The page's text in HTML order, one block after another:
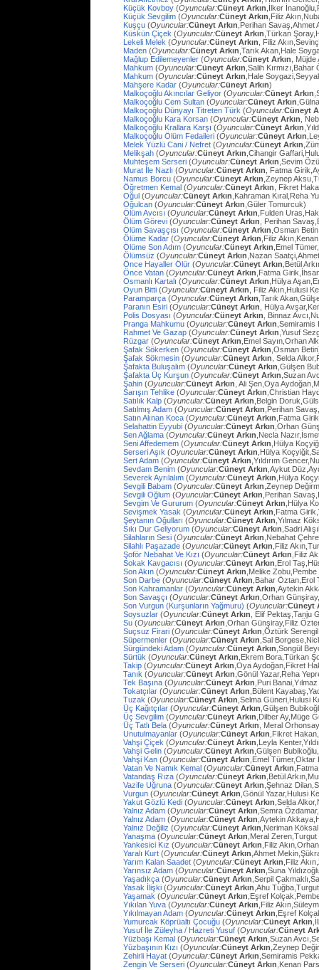
Küçük Kovboy (Oyuncular:Cüneyt Arkın ,İlker
Küçük Sevgilim (Oyuncular:Cüneyt Arkın ,Filiz
Kuşçu (Oyuncular:Cüneyt Arkın ,Perihan
Küskün Çiçek (Oyuncular:Cüneyt Arkın ,Türkan
Lekeli Melek (Oyuncular:Cüneyt Arkın , Filiz
Maden (Oyuncular:Cüneyt Arkın ,Tarık Akan,Hale
Mağlup Edilemeyenler (Oyuncular:Cüneyt Arkın ,
Mahkum (Oyuncular:Cüneyt Arkın ,Salih
Mahkum (Oyuncular:Cüneyt Arkın ,Hale
Mahşere Kadar (Oyuncular:Cüneyt Arkın)
Malkoçoğlu Akıncılar Geliyor (Oyuncular:Cüneyt Arkın
Malkoçoğlu Cem Sultan (Oyuncular:Cüneyt Arkın
Malkoçoğlu Dünyayı Titreten Türk (Oyuncular:Cüneyt
Malkoçoğlu Kara Korsan (Oyuncular:Cüneyt Arkın ,
Malkoçoğlu Krallara Karşı (Oyuncular:Cüneyt Arkın
Malkoçoğlu Ölüm Fedaileri (Oyuncular:Cüneyt Arkın
Melek Yüzlü Cani / Nefret (Oyuncular:Cüneyt Arkın
Melikşah (Oyuncular:Cüneyt Arkın ,Cihangir
Muhteşem Serseri (Oyuncular:Cüneyt Arkın ,Sevim
Murat İle Nazlı (Oyuncular:Cüneyt Arkın , Fatma
Namus Borcu (Oyuncular:Cüneyt Arkın ,Zeynep
Öğretmen Kemal (Oyuncular:Cüneyt Arkın , Fikret
Oğul (Oyuncular:Cüneyt Arkın ,Kahraman Kıral,Reha
Oğulcan (Oyuncular:Cüneyt Arkın ,Güler Tomurcuk)
Ölüm Avcısı (Oyuncular:Cüneyt Arkın ,Fulden
Ölüm Görevi (Oyuncular:Cüneyt Arkın , Perihan
Ölüm Savaşçısı (Oyuncular:Cüneyt Arkın ,Osman
Ölüme Kadar (Oyuncular:Cüneyt Arkın ,Filiz
Ölüme Son Adım (Oyuncular:Cüneyt Arkın ,Emel
Ölümsüz (Oyuncular:Cüneyt Arkın ,Nazan
Önce Hayaller Ölür (Oyuncular:Cüneyt Arkın ,Betül
Önce Vatan (Oyuncular:Cüneyt Arkın ,Fatma
Osmanlı Kartalı (Oyuncular:Cüneyt Arkın ,Hülya
Oyun Bitti (Oyuncular:Cüneyt Arkın , Filiz Akın,Hulusi
Paramparça (Oyuncular:Cüneyt Arkın ,Tarık
Paranın Esiri (Oyuncular:Cüneyt Arkın , Hülya
Polis Dosyası (Oyuncular:Cüneyt Arkın , Binnaz
Pranga Mahkumu (Oyuncular:Cüneyt Arkın
Rahmet Ve Gazap (Oyuncular:Cüneyt Arkın ,Yusuf
Rüzgar (Oyuncular:Cüneyt Arkın ,Emel Sayın,Orhan
Şafak Sökerken (Oyuncular:Cüneyt Arkın ,Osman
Şafak Sökmesin (Oyuncular:Cüneyt Arkın , Selda
Şafakta Buluşalım (Oyuncular:Cüneyt Arkın ,Gülşen
Şafakta Üç Kurşun (Oyuncular:Cüneyt Arkın ,Suzan
Şahin (Oyuncular:Cüneyt Arkın , Ali Şen,Oya
Sarışın Tehlike (Oyuncular:Cüneyt Arkın ,Christian
Satılık Kalp (Oyuncular:Cüneyt Arkın ,Belgin
Satılmış Adam (Oyuncular:Cüneyt Arkın ,Perihan
Satın Alınan Koca (Oyuncular:Cüneyt Arkın ,Fatma
Selahattin Eyyubi (Oyuncular:Cüneyt Arkın ,Orhan
Sen Ağlama (Oyuncular:Cüneyt Arkın ,Necla
Seni Affedemem (Oyuncular:Cüneyt Arkın ,Hülya
Serseri Aşık (Oyuncular:Cüneyt Arkın ,Hülya
Sert Adam (Oyuncular:Cüneyt Arkın ,Yıldırım
Sevdam Benim (Oyuncular:Cüneyt Arkın ,Aykut
Severek Ayrılalım (Oyuncular:Cüneyt Arkın ,Hülya
Sevgili Babam (Oyuncular:Cüneyt Arkın ,Zeynep
Sevgili Oğlum (Oyuncular:Cüneyt Arkın ,Perihan
Sevgim Ve Gururum (Oyuncular:Cüneyt Arkın ,Hülya
Sevişmek Yasak (Oyuncular:Cüneyt Arkın ,Fatma
Şeytanın Oğulları (Oyuncular:Cüneyt Arkın ,Yılmaz
Sıkı Dur Geliyorum (Oyuncular:Cüneyt Arkın ,Sadri
Silahların Sesi (Oyuncular:Cüneyt Arkın ,Nebahat
Silahlı Paşazade (Oyuncular:Cüneyt Arkın ,Filiz
Şoför Nebahat Ve Kızı (Oyuncular:Cüneyt Arkın ,Filiz
Sokak Kavgacısı (Oyuncular:Cüneyt Arkın ,Erol
Son Akın (Oyuncular:Cüneyt Arkın ,Melike
Son Darbe (Oyuncular:Cüneyt Arkın ,Bahar Öztan,Erol
Son Kahramanlar (Oyuncular:Cüneyt Arkın ,Aytekin
Son Savaşçı (Oyuncular:Cüneyt Arkın ,Orhan
Son Vurgun (Kurşunların Yağmuru) (Oyuncular:Cüneyt
Soysuzlar (Oyuncular:Cüneyt Arkın , Elif Pektaş,Tanju
Su (Oyuncular:Cüneyt Arkın ,Orhan Günşiray,Filiz
Suçsuz Firari (Oyuncular:Cüneyt Arkın ,Öztürk
Süpermenler (Oyuncular:Cüneyt Arkın ,Sal
Sürgündeki Adam (Oyuncular:Cüneyt Arkın ,Songül
Sürtük (Oyuncular:Cüneyt Arkın ,Ekrem Bora,Türkan
Takip (Oyuncular:Cüneyt Arkın ,Oya Aydoğan,Fikret
Tanık (Oyuncular:Cüneyt Arkın ,Gönül Yazar,Reha
Tek Başına (Oyuncular:Cüneyt Arkın ,Puri
Tokatçılar (Oyuncular:Cüneyt Arkın ,Bülent
Tuzak (Oyuncular:Cüneyt Arkın ,Selma Güneri,Hulusi
Üç Kağıtçılar (Oyuncular:Cüneyt Arkın ,Gülşen
Üç Sevgilim (Oyuncular:Cüneyt Arkın ,Dilber Ay,Müge
Üç Tatlı Bela (Oyuncular:Cüneyt Arkın , Meral
Unutulmayanlar (Oyuncular:Cüneyt Arkın ,Fikret
Vahşi Çiçek (Oyuncular:Cüneyt Arkın ,Leyla
Vahşi Gelin (Oyuncular:Cüneyt Arkın ,Gülşen
Vahşi Kan (Oyuncular:Cüneyt Arkın ,Emel
Vatan Ve Namık Kemal (Oyuncular:Cüneyt Arkın
Vatandaş Rıza (Oyuncular:Cüneyt Arkın ,Betül
Vazife Uğruna (Oyuncular:Cüneyt Arkın ,Şehnaz
Vurgun (Oyuncular:Cüneyt Arkın ,Gönül Yazar,Hulusi
Yakut Gözlü Kedi (Oyuncular:Cüneyt Arkın ,Selda
Yalnız Adam (Oyuncular:Cüneyt Arkın ,Semra
Yalnız Adam (Oyuncular:Cüneyt Arkın ,Aytekin
Yalnız Değiliz (Oyuncular:Cüneyt Arkın ,Neriman
Yanaşma (Oyuncular:Cüneyt Arkın ,Meral
Yankesici Kız (Oyuncular:Cüneyt Arkın ,Filiz
Yaralı Kurt (Oyuncular:Cüneyt Arkın ,Ahmet
Yarım Kalan Saadet (Oyuncular:Cüneyt Arkın ,Filiz
Yarınsız Adam (Oyuncular:Cüneyt Arkın ,Suna
Yaşadıkça (Oyuncular:Cüneyt Arkın ,Serpil
Yasak İlişki (Oyuncular:Cüneyt Arkın ,Ahu
Yaşamak (Oyuncular:Cüneyt Arkın ,Eşref
Yıkılan Yuva (Oyuncular:Cüneyt Arkın ,Filiz
Yıkılmayan Adam (Oyuncular:Cüneyt Arkın ,Eşref
Yumurcak Köprüaltı Çocuğu (Oyuncular:Cüneyt Arkın
Yusuf İle Züleyha / Hazreti Yusuf (Oyuncular:Cüneyt
Yüzbaşı Kemal (Oyuncular:Cüneyt Arkın ,Suzan
Yüzbaşının Kızı (Oyuncular:Cüneyt Arkın ,Zeynep
Zehirli Hayat (Oyuncular:Cüneyt Arkın ,Semiramis
Zengin Ve Serseri (Oyuncular:Cüneyt Arkın ,Kenan